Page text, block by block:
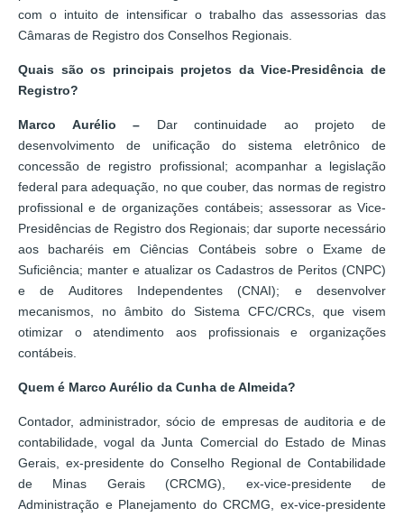
com o intuito de intensificar o trabalho das assessorias das
Câmaras de Registro dos Conselhos Regionais.
Quais são os principais projetos da Vice-Presidência de
Registro?
Marco Aurélio – Dar continuidade ao projeto de
desenvolvimento de unificação do sistema eletrônico de
concessão de registro profissional; acompanhar a legislação
federal para adequação, no que couber, das normas de registro
profissional e de organizações contábeis; assessorar as Vice-
Presidências de Registro dos Regionais; dar suporte necessário
aos bacharéis em Ciências Contábeis sobre o Exame de
Suficiência; manter e atualizar os Cadastros de Peritos (CNPC)
e de Auditores Independentes (CNAI); e desenvolver
mecanismos, no âmbito do Sistema CFC/CRCs, que visem
otimizar o atendimento aos profissionais e organizações
contábeis.
Quem é Marco Aurélio da Cunha de Almeida?
Contador, administrador, sócio de empresas de auditoria e de
contabilidade, vogal da Junta Comercial do Estado de Minas
Gerais, ex-presidente do Conselho Regional de Contabilidade
de Minas Gerais (CRCMG), ex-vice-presidente de
Administração e Planejamento do CRCMG, ex-vice-presidente